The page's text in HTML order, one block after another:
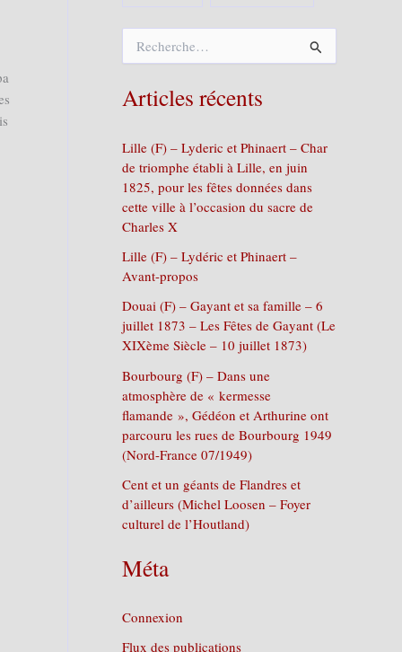
e
c
h
r
:
Articles récents
Lille (F) – Lyderic et Phinaert – Char
de triomphe établi à Lille, en juin
1825, pour les fêtes données dans
cette ville à l’occasion du sacre de
Charles X
Lille (F) – Lydéric et Phinaert –
Avant-propos
Douai (F) – Gayant et sa famille – 6
juillet 1873 – Les Fêtes de Gayant (Le
XIXème Siècle – 10 juillet 1873)
Bourbourg (F) – Dans une
atmosphère de « kermesse
flamande », Gédéon et Arthurine ont
parcouru les rues de Bourbourg 1949
(Nord-France 07/1949)
Cent et un géants de Flandres et
d’ailleurs (Michel Loosen – Foyer
culturel de l’Houtland)
Méta
Connexion
Flux des publications